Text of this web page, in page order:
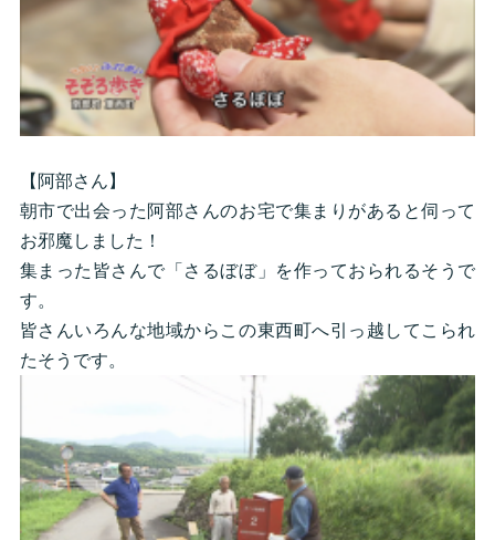
【阿部さん】
朝市で出会った阿部さんのお宅で集まりがあると伺って
お邪魔しました！
集まった皆さんで「さるぼぼ」を作っておられるそうで
す。
皆さんいろんな地域からこの東西町へ引っ越してこられ
たそうです。